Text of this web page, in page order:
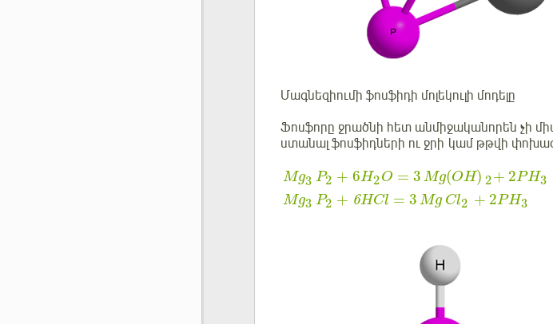
Մագնեզիումի ֆոսֆիդի մոլեկուլի մոդելը
Ֆոսֆորը ջրածնի հետ անմիջականորեն չի
ստանալ ֆոսֆիդների ու ջրի կամ թթվի
Mg3 P2 +6H2O= 3 Mg(OH) +
2 2PH3
Mg3 P2 + 6HCl =3 Mg Cl2 + 2PH3